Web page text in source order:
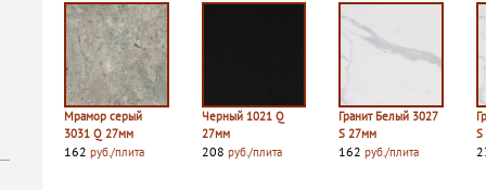
Мрамор серый
3031 Q 27мм
162 руб./плита
Черный 1021 Q
27мм
208 руб./плита
Гранит Белый 3027
S 27мм
162руб./плита